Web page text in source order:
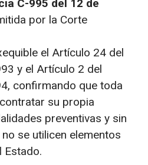
C-995 del 12 de
por la Corte
el Artículo 24 del
y el Artículo 2 del
confirmando que toda
su propia
preventivas y sin
se utilicen elementos
Estado.